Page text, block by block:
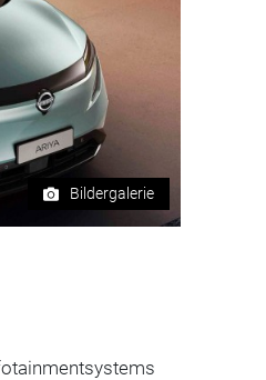
Bildergalerie